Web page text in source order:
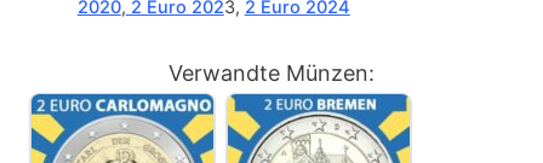
2020, 2 Euro 2023, 2 Euro 2024
Verwandte Münzen: